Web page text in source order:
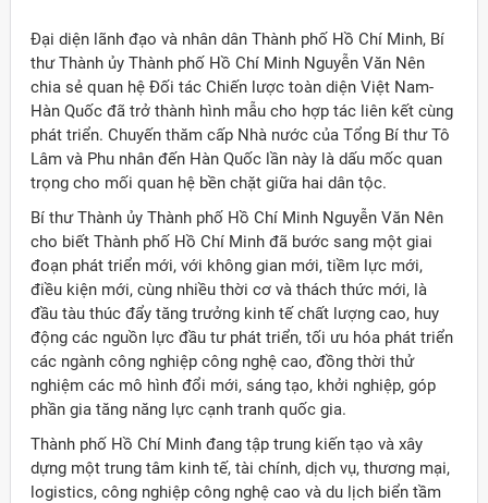
Đại diện lãnh đạo và nhân dân Thành phố Hồ Chí Minh, Bí
thư Thành ủy Thành phố Hồ Chí Minh Nguyễn Văn Nên
chia sẻ quan hệ Đối tác Chiến lược toàn diện Việt Nam-
Hàn Quốc đã trở thành hình mẫu cho hợp tác liên kết cùng
phát triển. Chuyến thăm cấp Nhà nước của Tổng Bí thư Tô
Lâm và Phu nhân đến Hàn Quốc lần này là dấu mốc quan
trọng cho mối quan hệ bền chặt giữa hai dân tộc.
Bí thư Thành ủy Thành phố Hồ Chí Minh Nguyễn Văn Nên
cho biết Thành phố Hồ Chí Minh đã bước sang một giai
đoạn phát triển mới, với không gian mới, tiềm lực mới,
điều kiện mới, cùng nhiều thời cơ và thách thức mới, là
đầu tàu thúc đẩy tăng trưởng kinh tế chất lượng cao, huy
động các nguồn lực đầu tư phát triển, tối ưu hóa phát triển
các ngành công nghiệp công nghệ cao, đồng thời thử
nghiệm các mô hình đổi mới, sáng tạo, khởi nghiệp, góp
phần gia tăng năng lực cạnh tranh quốc gia.
Thành phố Hồ Chí Minh đang tập trung kiến tạo và xây
dựng một trung tâm kinh tế, tài chính, dịch vụ, thương mại,
logistics, công nghiệp công nghệ cao và du lịch biển tầm